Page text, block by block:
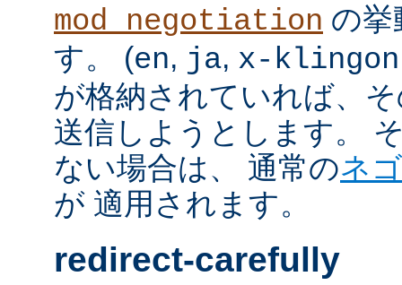
mod_negotiation の挙
す。 (en, ja, x-klingon
が格納されていれば、
送信しようとします。
ない場合は、 通常のネ
が 適用されます。
redirect-carefully